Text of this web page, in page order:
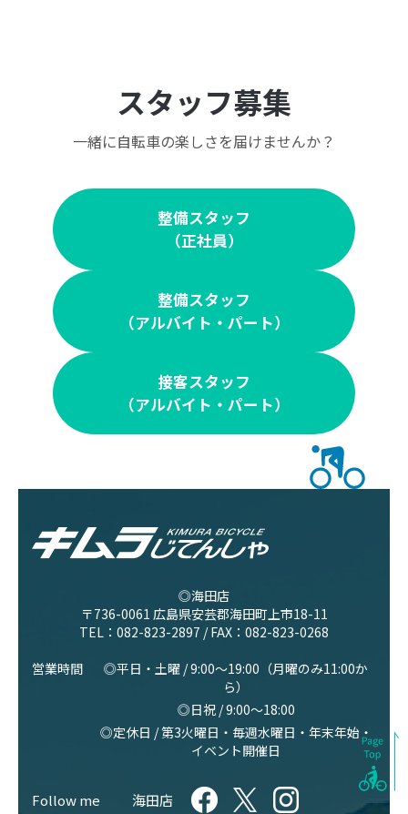
スタッフ募集
一緒に自転車の楽しさを届けませんか？
整備スタッフ
（正社員）
整備スタッフ
（アルバイト・パート）
接客スタッフ
（アルバイト・パート）
◎海田店
〒736-0061 広島県安芸郡海田町上市18-11
TEL： 082-823-2897 / FAX：082-823-0268
営業時間
◎平日・土曜 / 9:00〜19:00（月曜のみ11:00か
ら）
◎日祝 / 9:00〜18:00
◎定休日 / 第3火曜日・毎週水曜日・年末年始・
イベント開催日
Follow me 海田店